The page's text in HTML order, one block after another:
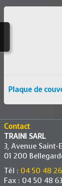
Plaque de
Contact
TRAINI SARL
3, Avenue Saint-
01 200
Tél : 04 50 48
Fax : 04 50 48